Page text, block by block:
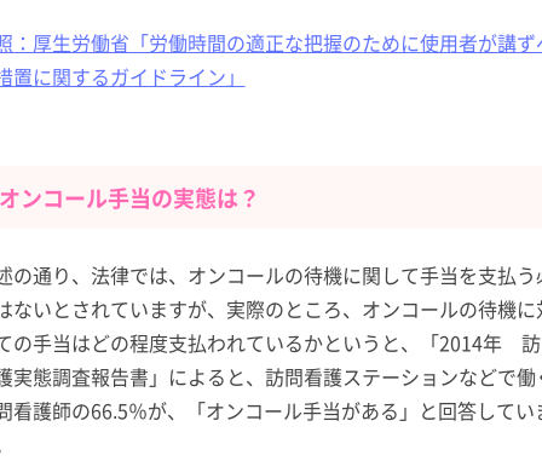
：厚生労働省「労働時間の適正な把握のために使用者が講ず
置に関するガイドライン」
ンコール手当の実態は？
の通り、法律では、オンコールの待機に関して手当を支払う
ないとされていますが、実際のところ、オンコールの待機に
の手当はどの程度支払われているかというと、「2014年
実態調査報告書」によると、訪問看護ステーションなどで働
看護師の66.5％が、「オンコール手当がある」と回答してい